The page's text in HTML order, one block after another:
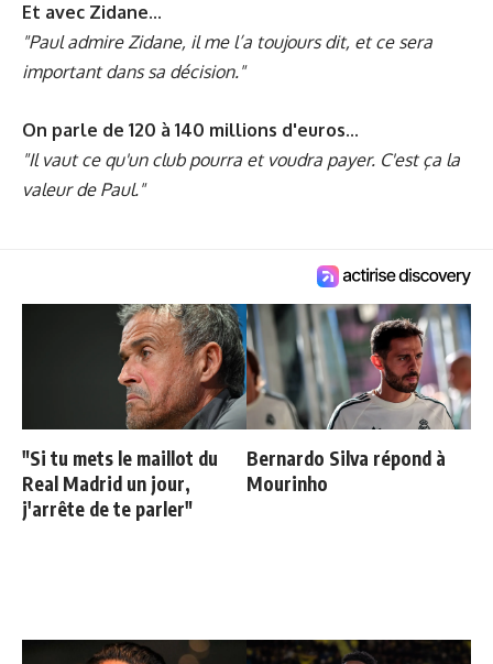
Et avec Zidane...
"Paul admire Zidane, il me l’a toujours dit, et ce sera
important dans sa décision."
On parle de 120 à 140 millions d'euros...
"Il vaut ce qu'un club pourra et voudra payer. C'est ça la
valeur de Paul."
"Si tu mets le maillot du
Real Madrid un jour,
j'arrête de te parler"
Bernardo Silva répond à
Mourinho